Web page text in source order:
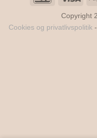
Copyright
Cookies og privatlivspolitik